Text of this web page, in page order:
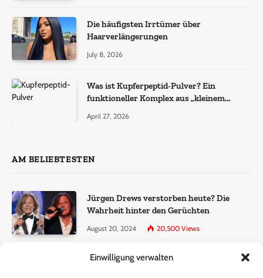
Einwilligung verwalten
Die häufigsten Irrtümer über
Haarverlängerungen
July 8, 2026
Was ist Kupferpeptid-Pulver? Ein
funktioneller Komplex aus „kleinem
April 27, 2026
AM BELIEBTESTEN
Jürgen Drews verstorben heute? Die
Wahrheit hinter den Gerüchten
August 20, 2024 20,500 Views
Ralf Dammasch Traueranzeige: